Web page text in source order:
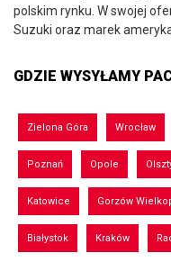
polskim rynku. W swojej
Suzuki oraz marek
GDZIE WYSYŁAMY
Zielona Góra Wrocław
Poznań Opole
Katowice Gorzów
Białystok Kraków